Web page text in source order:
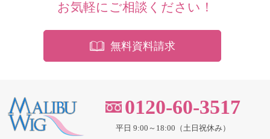
お気軽にご相談ください！
無料資料請求
0120-60-3517
平日 9:00～18:00（土日祝休み）